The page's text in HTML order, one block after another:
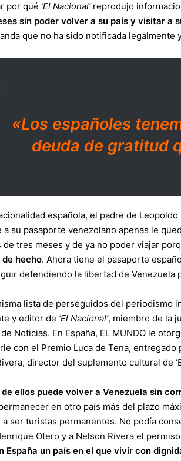
por qué ‘El Nacional’reprodujo
sin poder volver a su país y visitar a
que no ha sido notificada
«Los españoles
deuda de gratitud
española, el padre de
a su pasaporte venezolano apenas le
de tres meses y de ya no poder viajar
hecho. Ahora tiene el pasaporte
defendiendo la libertad de Venezuela
lista de perseguidos del periodismo
y editor de ‘El Nacional’, miembro de la
Noticias. En España, EL MUNDO le
con el Premio Luca de Tena,
director del suplemento cultural de
de ellos puede volver a Venezuela sin
en otro país más del plazo
a ser turistas permanentes. No podía
Otero y a Nelson Rivera el
España un país en el que vivir con